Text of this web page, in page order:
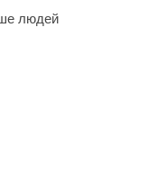
людей